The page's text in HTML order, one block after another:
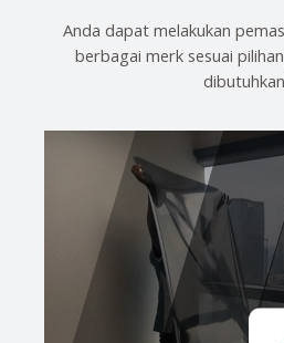
Anda dapat melakukan
berbagai merk sesuai